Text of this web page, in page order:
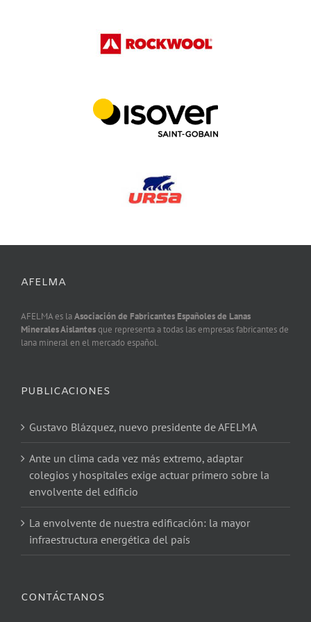
AFELMA
AFELMA es laAsociación de Fabricantes Españoles de Lanas
Minerales Aislantesque representa a todas las empresas fabricantes de
lana mineral en el mercado español.
PUBLICACIONES
Gustavo Blázquez, nuevo presidente de AFELMA
Ante un clima cada vez más extremo, adaptar
colegios y hospitales exige actuar primero sobre la
envolvente del edificio
La envolvente de nuestra edificación: la mayor
infraestructura energética del país
CONTÁCTANOS